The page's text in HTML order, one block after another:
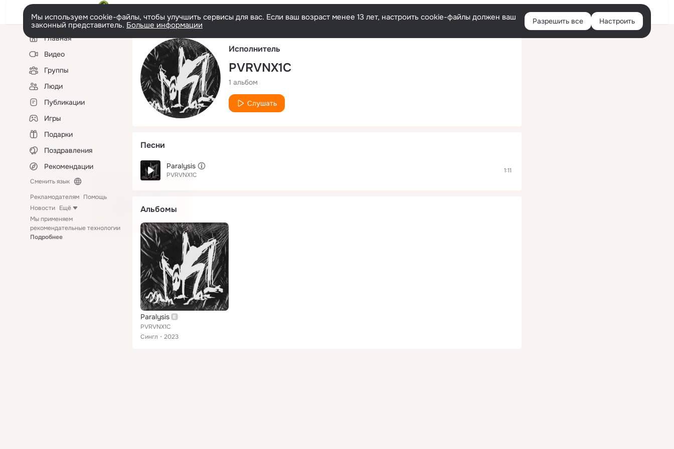
Русский Войти
Мы используем cookie-файлы, чтобы улучшить сервисы для вас. Если ваш возраст менее 13 лет, настроить cookie-файлы должен ваш
законный представитель. Больше информации Разрешить все Настроить
Левая
колонкаГлавная
Видео
Группы
Люди
Публикации
Игры
Подарки
Поздравления
Рекомендации
Сменить язык
Рекламодателям Помощь
Новости Ещё
Мы применяем
рекомендательные технологии
Подробнее
Исполнитель
PVRVNX1C
1 альбом
Слушать
Песни
Paralysis
PVRVNX1C
1:11
Альбомы
Paralysis
PVRVNX1C
Сингл
2023